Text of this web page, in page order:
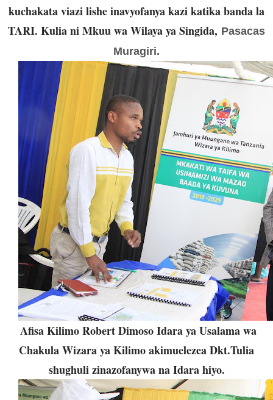
kuchakata viazi lishe inavyofanya kazi katika banda la
TARI. Kulia ni Mkuu wa Wilaya ya Singida, Pasacas
Muragiri.
Afisa Kilimo Robert Dimoso Idara ya Usalama wa
Chakula Wizara ya Kilimo akimuelezea Dkt.Tulia
shughuli zinazofanywa na Idara hiyo.